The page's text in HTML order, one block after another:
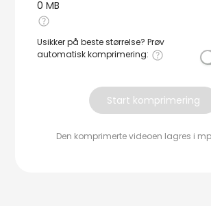
0 MB
Usikker på beste størrelse? Prøv
automatisk komprimering:
Start komprimering
Den komprimerte videoen lagres i